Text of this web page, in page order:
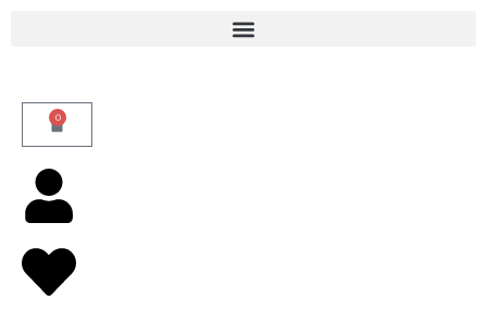
0
Cart